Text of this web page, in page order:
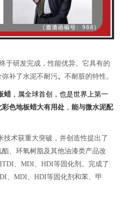
于研发完成，性能优异。它具有的
弥补了水泥不耐污、 不耐脏的特性。
蜡，属全球首创，也是世界上第一
彩色地板蜡大有用处 ， 能与微水泥配
技术获重大突破 ，并创造性提出了
、环氧树脂及其他油漆类产品改
、MDI、HDI等固化剂。完成了
、MDI、HDI等固化剂和苯、甲